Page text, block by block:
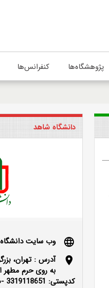
پژوهشگاه‌ها کنفرانس‌ها
دانشگاه شاهد
language
وب سایت
location_on
آدرس : تهران،
به روی حرم مطهر
کدپستی: 3319118651 -صندوق پستی :18155/159